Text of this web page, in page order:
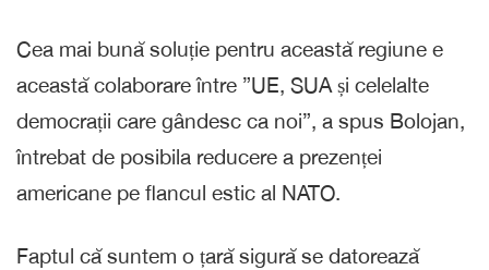
Cea mai bună soluție pentru această regiune e
această colaborare între ”UE, SUA și celelalte
democrații care gândesc ca noi”, a spus Bolojan,
întrebat de posibila reducere a prezenței
americane pe flancul estic al NATO.
Faptul că suntem o țară sigură se datorează